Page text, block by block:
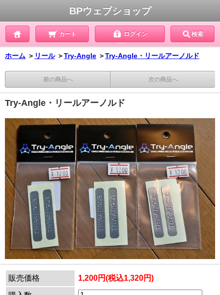
BPウェブショップ
カート ログイン 検索
ホーム ＞ リール ＞Try-Angle ＞Try-Angle・リールアーノルド
前の商品へ 次の商品へ
Try-Angle・リールアーノルド
販売価格 1,200円(税込1,320円)